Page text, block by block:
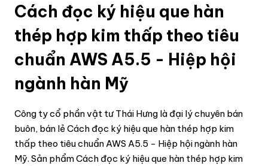
Cách đọc ký hiệu que hàn
thép hợp kim thấp theo tiêu
chuẩn AWS A5.5 - Hiệp hội
ngành hàn Mỹ
Công ty cổ phần vật tư Thái Hưng là đại lý chuyên bán
buôn, bán lẻ Cách đọc ký hiệu que hàn thép hợp kim
thấp theo tiêu chuẩn AWS A5.5 - Hiệp hội ngành hàn
Mỹ. Sản phẩm Cách đọc ký hiệu que hàn thép hợp kim